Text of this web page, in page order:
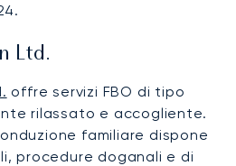
Ltd.
offre servizi FBO di tipo
rilassato e accogliente.
familiare dispone
procedure doganali e di